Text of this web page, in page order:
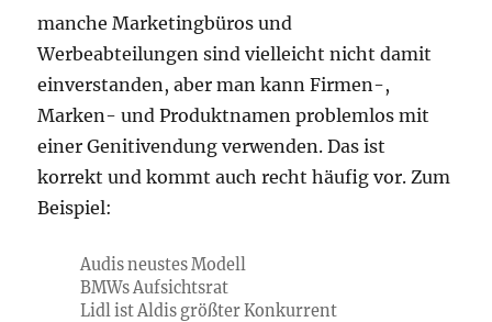
manche Marketingbüros und
Werbeabteilungen sind vielleicht nicht damit
einverstanden, aber man kann Firmen-,
Marken- und Produktnamen problemlos mit
einer Genitivendung verwenden. Das ist
korrekt und kommt auch recht häufig vor. Zum
Beispiel:
Audis neustes Modell
BMWs Aufsichtsrat
Lidl ist Aldis größter Konkurrent